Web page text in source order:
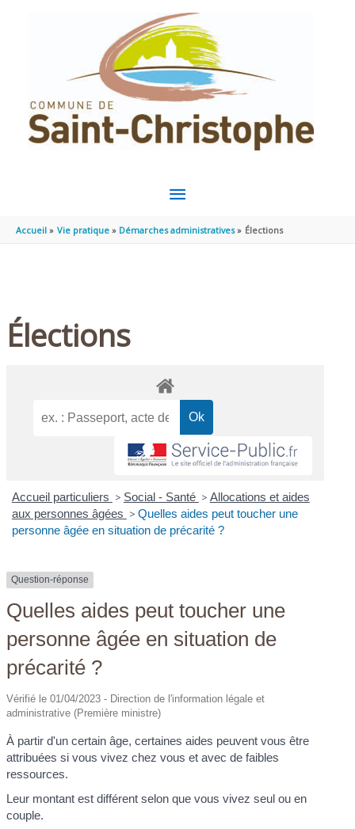
MENU
PRINCIPAL
Accueil Vie pratique Démarches administratives Élections
Élections
Accueil particuliers > Social - Santé > Allocations et aides
aux personnes âgées > Quelles aides peut toucher une
personne âgée en situation de précarité ?
Question-réponse
Quelles aides peut toucher une
personne âgée en situation de
précarité ?
Vérifié le 01/04/2023 - Direction de l'information légale et
administrative (Première ministre)
À partir d'un certain âge, certaines aides peuvent vous être
attribuées si vous vivez chez vous et avec de faibles
ressources.
Leur montant est différent selon que vous vivez seul ou en
couple.